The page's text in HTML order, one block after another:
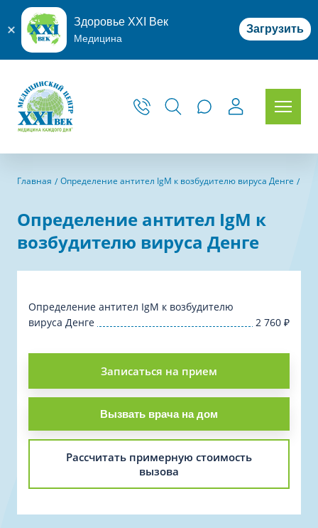
Здоровье XXI Век
Медицина
Загрузить
Главная Определение антител IgM к возбудителю вируса Денге
Определение антител IgM к
возбудителю вируса Денге
Определение антител IgM к возбудителю
вируса Денге
2 760 ₽
Записаться на прием
Вызвать врача на дом
Рассчитать примерную стоимость
вызова